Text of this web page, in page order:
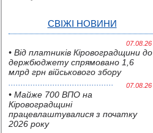
СВІЖІ НОВИНИ
07.08.26
• Від платників Кіровоградщини до
держбюджету спрямовано 1,6
млрд грн військового збору
07.08.26
• Майже 700 ВПО на
Кіровоградщині
працевлаштувалися з початку
2026 року